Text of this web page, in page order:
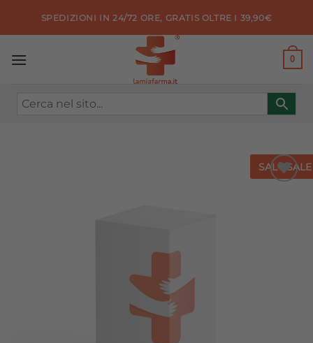
SPEDIZIONI IN 24/72 ORE, GRATIS OLTRE I 39,90€
0
SALE SALE